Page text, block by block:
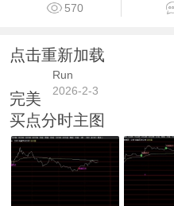
570
点击重新加载
Run
2026-2-3
完美
买点分时主图